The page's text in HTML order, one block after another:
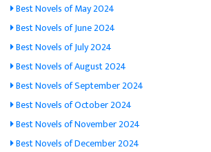
Best Novels of May 2024
Best Novels of June 2024
Best Novels of July 2024
Best Novels of August 2024
Best Novels of September 2024
Best Novels of October 2024
Best Novels of November 2024
Best Novels of December 2024